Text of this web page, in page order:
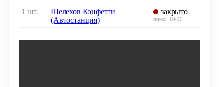
1 шт.
Шелехов Конфетти
(Автостанция)
закрыто
пн-вс: 10-19